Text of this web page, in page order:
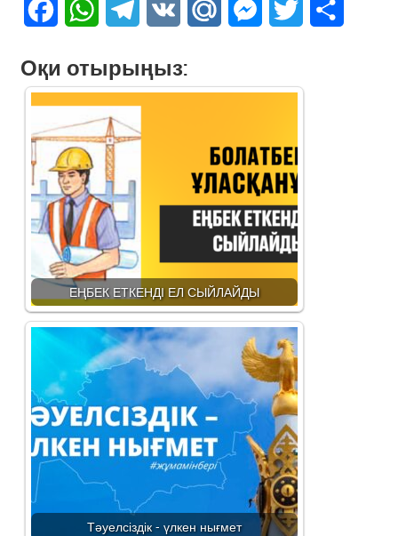
FacebookWhatsAppTelegram
VK Mail.Ru Messenger
Twitter
Оқи отырыңыз:
ЕҢБЕК ЕТКЕНДІ ЕЛ СЫЙЛАЙДЫ
Тәуелсіздік - үлкен нығмет